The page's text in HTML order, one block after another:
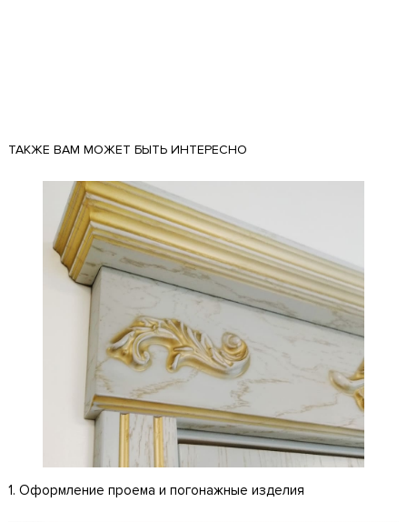
ТАКЖЕ ВАМ МОЖЕТ БЫТЬ ИНТЕРЕСНО
1. Оформление проема и погонажные изделия